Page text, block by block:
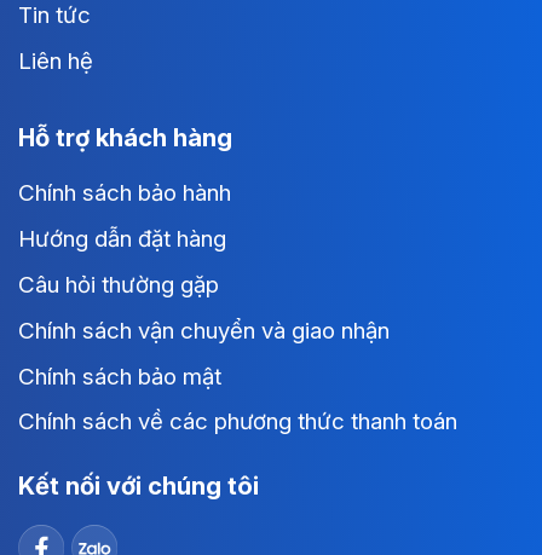
Tin tức
Liên hệ
Hỗ trợ khách hàng
Chính sách bảo hành
Hướng dẫn đặt hàng
Câu hỏi thường gặp
Chính sách vận chuyển và giao nhận
Chính sách bảo mật
Chính sách về các phương thức thanh toán
Kết nối với chúng tôi